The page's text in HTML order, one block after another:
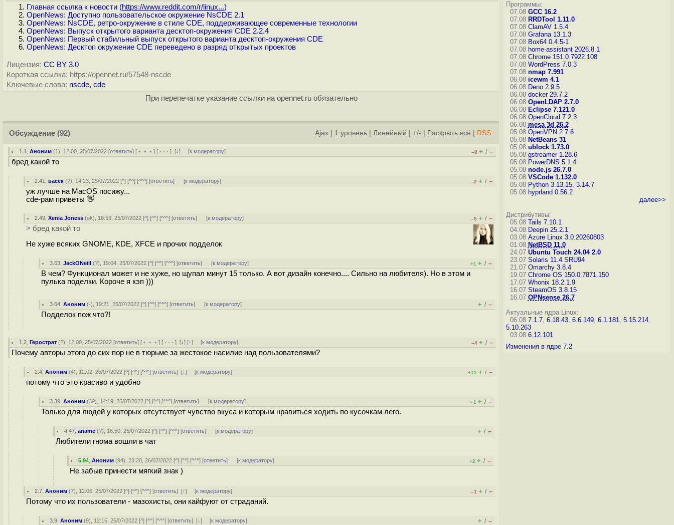
Главная ссылка к новости (https://www.reddit.com/r/linux...)
OpenNews: Доступно пользовательское окружение NsCDE 2.1
OpenNews: NsCDE, ретро-окружение в стиле CDE, поддерживающее современные технологии
OpenNews: Выпуск открытого варианта десктоп-окружения CDE 2.2.4
OpenNews: Первый стабильный выпуск открытого варианта десктоп-окружения CDE
OpenNews: Десктоп окружение CDE переведено в разряд открытых проектов
Лицензия: CC BY 3.0
Короткая ссылка: https://opennet.ru/57548-nscde
Ключевые слова: nscde, cde
При перепечатке указание ссылки на opennet.ru обязательно
Обсуждение (92) Ajax 1 уровень Линейный +/- Раскрыть всё RSS
1.1 ,Аноним (1), 12:00, 25/07/2022 [ответить] [ ﹢﹢﹢] [ · · ·][↓] [к модератору] –8 + / –
бред какой то
2.41 ,васёк (?), 14:23, 25/07/2022 [^] [^^] [^^^] [ответить] [к модератору] –2 + / –
уж лучше на MacOS посижу...
cde-рам приветы 👋
2.49 ,Xenia Joness (ok), 16:53, 25/07/2022 [^] [^^] [^^^] [ответить] [к модератору] –5 + / –
> бред какой то
Не хуже всяких GNOME, KDE, XFCE и прочих подделок
3.63 ,JackONeill (?), 19:04, 25/07/2022 [^] [^^] [^^^] [ответить] [к модератору] +1 + / –
В чем? Функционал может и не хуже, но щупал минут 15 только. А вот дизайн конечно.... Сильно на любителя). Но в этом и
пулька поделки. Короче я кэп )))
3.64 ,Аноним (-), 19:21, 25/07/2022 [^] [^^] [^^^] [ответить] [к модератору] + / –
Подделок пож что?!
1.2 ,Герострат (?), 12:00, 25/07/2022 [ответить] [ ﹢﹢﹢] [ · · ·][↓] [↑] [к модератору] –4 + / –
Почему авторы этого до сих пор не в тюрьме за жестокое насилие над пользователями?
2.4 ,Аноним (4), 12:02, 25/07/2022 [^] [^^] [^^^] [ответить][↓] [к модератору] +12 + / –
потому что это красиво и удобно
3.39 ,Аноним (39), 14:19, 25/07/2022 [^] [^^] [^^^] [ответить] [к модератору] +1 + / –
Только для людей у которых отсутствует чувство вкуса и которым нравиться ходить по кусочкам лего.
4.47 ,aname (?), 16:50, 25/07/2022 [^] [^^] [^^^] [ответить] [к модератору] + / –
Любители гнома вошли в чат
5.94 ,Аноним (94), 23:20, 26/07/2022 [^] [^^] [^^^] [ответить] [к модератору] +2 + / –
Не забыв принести мягкий знак )
2.7 ,Аноним (7), 12:06, 25/07/2022 [^] [^^] [^^^] [ответить][↑] [к модератору] –1 + / –
Потому что их пользователи - мазохисты, они кайфуют от страданий.
3.9 ,Аноним (9), 12:15, 25/07/2022 [^] [^^] [^^^] [ответить][↓] [к модератору] + / –
Программы:
07.08 GCC 16.2
07.08 RRDTool 1.11.0
07.08 ClamAV 1.5.4
07.08 Grafana 13.1.3
07.08 Box64 0.4.5-1
07.08 home-assistant 2026.8.1
07.08 Chrome 151.0.7922.108
07.08 WordPress 7.0.3
07.08 nmap 7.991
06.08 icewm 4.1
06.08 Deno 2.9.5
06.08 docker 29.7.2
06.08 OpenLDAP 2.7.0
06.08 Eclipse 7.121.0
06.08 OpenCloud 7.2.3
06.08 mesa 3d 26.2
05.08 OpenVPN 2.7.6
05.08 NetBeans 31
05.08 ublock 1.73.0
05.08 gstreamer 1.28.6
05.08 PowerDNS 5.1.4
05.08 node.js 26.7.0
05.08 VSCode 1.132.0
05.08 Python 3.13.15, 3.14.7
05.08 hyprland 0.56.2
далее>>
Дистрибутивы:
05.08 Tails 7.10.1
04.08 Deepin 25.2.1
03.08 Azure Linux 3.0.20260803
01.08 NetBSD 11.0
24.07 Ubuntu Touch 24.04 2.0
23.07 Solaris 11.4 SRU94
21.07 Omarchy 3.8.4
19.07 Chrome OS 150.0.7871.150
17.07 Whonix 18.2.1.9
16.07 SteamOS 3.8.15
16.07 OPNsense 26.7
Актуальные ядра Linux:
06.08 7.1.7, 6.18.43, 6.6.149, 6.1.181, 5.15.214,
5.10.263
03.08 6.12.101
Изменения в ядре 7.2